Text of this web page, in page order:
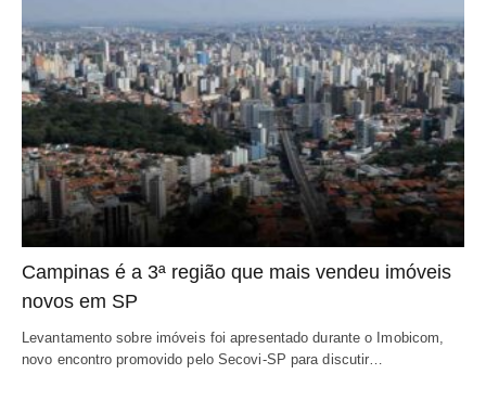
Campinas é a 3ª região que mais vendeu imóveis
novos em SP
Levantamento sobre imóveis foi apresentado durante o Imobicom,
novo encontro promovido pelo Secovi-SP para discutir…